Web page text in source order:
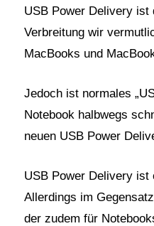
USB Power Delivery ist
Verbreitung wir
MacBooks und
Jedoch ist normales
Notebook halbwegs
neuen USB Power
USB Power Delivery ist
Allerdings im
der zudem für